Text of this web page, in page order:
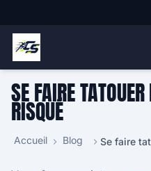
SE FAIRE
RISQUÉ
Accueil Blog Se faire